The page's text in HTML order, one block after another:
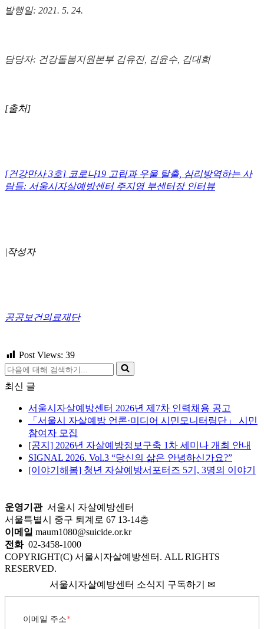
발행일: 2021. 5. 24.
담당자: 건강돌봄지원본부 김유진, 김윤수, 김대희
[출처]
[건강만사 3호] 코로나19 고립과 우울 탈출, 심리방역하는 사
람들: 서울시자살예방센터 주지영 부센터장 인터뷰
|작성자
공공보건의료재단
Post Views: 39
다
음
에
최신 글
서울시자살예방센터 2026년 제7차 인력채용 공고
「서울시 자살예방 언론·미디어 시민모니터링단」 시민
참여자 모집
[공지] 2026년 자살예방정보구축 1차 세미나 개최 안내
SIGNAL 2026. Vol.3 “당신의 삶은 안녕하신가요?”
[이야기해봄] 청년 자살예방서포터즈 5기, 3명의 이야기
운영기관서울시 자살예방센터
서울특별시 중구 퇴계로 67 13-14층
이메일 maum1080@suicide.or.kr
전화 02-3458-1000
COPYRIGHT(C) 서울시자살예방센터. ALL RIGHTS
RESERVED.
서울시자살예방센터 소식지 구독하기 ✉
이메일 주소*